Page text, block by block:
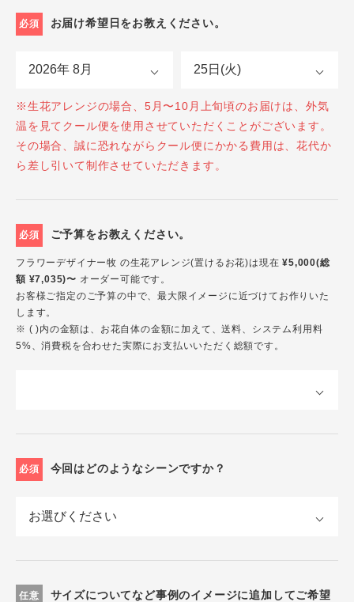
必須 お届け希望日をお教えください。
※生花アレンジの場合、5月〜10月上旬頃のお届けは、外気
温を見てクール便を使用させていただくことがございます。
その場合、誠に恐れながらクール便にかかる費用は、花代か
ら差し引いて制作させていただきます。
必須 ご予算をお教えください。
フラワーデザイナー牧 の生花アレンジ(置けるお花)は現在¥5,000(総
額 ¥7,035)〜 オーダー可能です。
お客様ご指定のご予算の中で、最大限イメージに近づけてお作りいた
します。
※ ( )内の金額は、お花自体の金額に加えて、送料、システム利用料
5%、消費税を合わせた実際にお支払いいただく総額です。
必須 今回はどのようなシーンですか？
任意
サイズについてなど事例のイメージに追加してご希望